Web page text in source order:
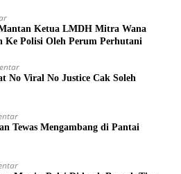
Ketua LMDH Mitra Wana
Ke Polisi Oleh Perum Perhutani
No Viral No Justice Cak Soleh
Tewas Mengambang di Pantai